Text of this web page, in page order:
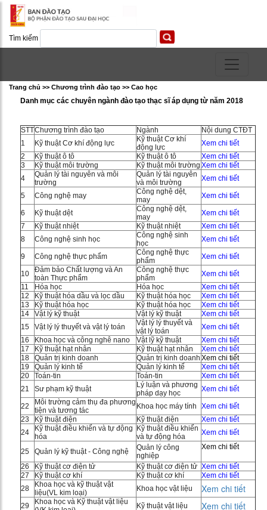
Tìm kiếm
Trang chủ >> Chương trình đào tạo >> Cao học
Danh mục các chuyên ngành đào tạo thạc sĩ áp dụng từ năm 2018
STTChương trình đào tạo Ngành
Nội dung CTĐT
1
Kỹ thuật Cơ khí động lực
Kỹ thuật Cơ khí
động lực
Xem chi tiết
2
Kỹ thuật ô tô Kỹ thuật ô tô
Xem chi tiết
3
Kỹ thuật môi trường Kỹ thuật môi trường Xem chi tiết
4
Quản lý tài nguyên và môi
trường
Quản lý tài nguyên
và môi trường
Xem chi tiết
5 Công nghệ may
Công nghệ dệt,
may
Xem chi tiết
6 Kỹ thuật dệt
Công nghệ dệt,
may
Xem chi tiết
7
Kỹ thuật nhiệt Kỹ thuật nhiệt
Xem chi tiết
8
Công nghệ sinh học
Công nghệ sinh
học
Xem chi tiết
9 Công nghệ thực phẩm
Công nghệ thực
phẩm
Xem chi tiết
10
Đảm bảo Chất lượng và An
toàn Thực phẩm
Công nghệ thực
phẩm
Xem chi tiết
11
Hóa học Hóa học
Xem chi tiết
12
Kỹ thuật hóa dầu và lọc dầu Kỹ thuật hóa học
Xem chi tiết
13
Kỹ thuật hóa học Kỹ thuật hóa học
Xem chi tiết
14
Vật lý kỹ thuật Vật lý kỹ thuật
Xem chi tiết
15
Vật lý lý thuyết và vật lý toán
Vật lý lý thuyết và
vật lý toán
Xem chi tiết
16
Khoa học và công nghê nano Vật lỹ kỹ thuật
Xem chi tiết
17
Kỹ thuật hạt nhân Kỹ thuật hạt nhân
Xem chi tiết
18
Quản trị kinh doanh Quản trị kinh doanh Xem chi tiết
19
Quản lý kinh tế Quản lý kinh tế
Xem chi tiết
20
Toán-tin Toán-tin
Xem chi tiết
21
Sư phạm kỹ thuật
Lý luận và phương
pháp dạy học
Xem chi tiết
22
Môi trường cảm thụ đa phương
tiện và tương tác
Khoa học máy tính
Xem chi tiết
23
Kỹ thuật điện Kỹ thuật điện
Xem chi tiết
24
Kỹ thuật điều khiển và tự động
hóa
Kỹ thuật điều khiển
và tự động hóa
Xem chi tiết
25 Quản lý kỹ thuật - Công nghệ
Quản lý công
nghiệp
Xem chi tiết
26 Kỹ thuật cơ điện tử Kỹ thuật cơ điện tử Xem chi tiết
27
Kỹ thuật cơ khí Kỹ thuật cơ khí
Xem chi tiết
28
Khoa học và kỹ thuật vật
liệu(VL kim loại)
Khoa học vật liệu Xem chi tiết
29
Khoa học và Kỹ thuật vật liệu
Kỹ thuật vật liệu Xem chi tiết